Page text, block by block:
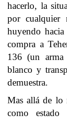
hacerlo, la
por cualquier
huyendo
compra a
136 (un arma
blanco y
demuestra.
Mas allá de lo
como